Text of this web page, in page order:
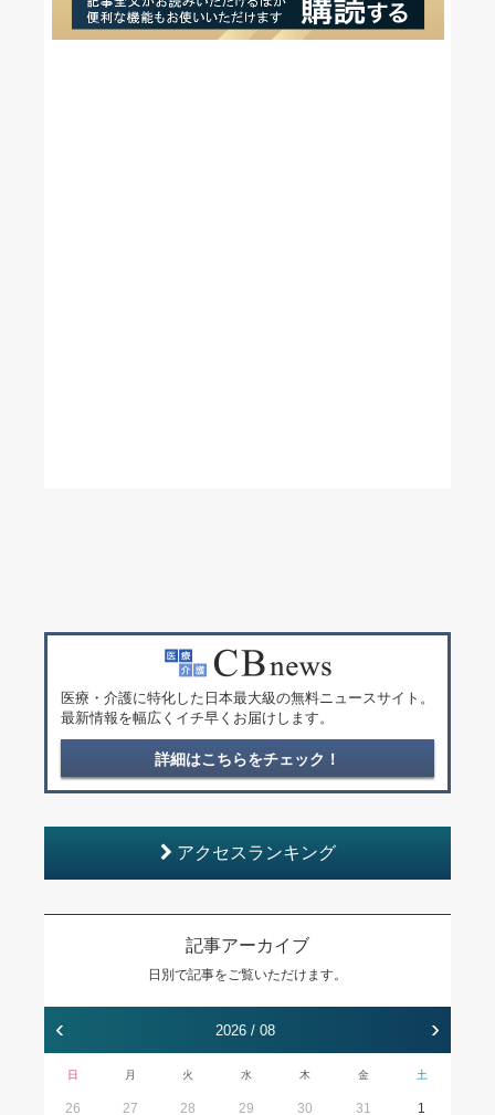
医療・介護に特化した日本最大級の無料ニュースサイト。
最新情報を幅広くイチ早くお届けします。
詳細はこちらをチェック！
アクセスランキング
記事アーカイブ
日別で記事をご覧いただけます。
‹ 2026 / 08 ›
日 月 火 水 木 金 土
26 27 28 29 30 31 1